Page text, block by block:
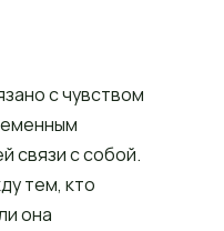
с чувством
связи с собой.
тем, кто
она